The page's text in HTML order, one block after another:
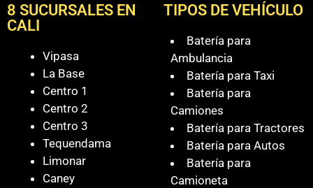
8 SUCURSALES EN
CALI
Vipasa
La Base
Centro 1
Centro 2
Centro 3
Tequendama
Limonar
Caney
TIPOS DE VEHÍCULO
Batería para
Ambulancia
Batería para Taxi
Batería para
Camiones
Batería para Tractores
Batería para Autos
Batería para
Camioneta